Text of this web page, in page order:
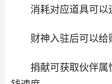
消耗对应道具可以
财神入驻后可以给
捐献可获取伙伴属